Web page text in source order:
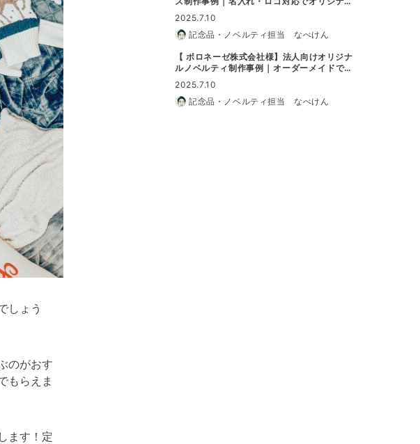
しょう
のがおす
もらえま
ます！定
グッズに最適
2025.7.10
記念品・ノベルティ担当 なべけん
【 ボロネーゼ株式会社様】法人向けオリジナ
ルノベルティ制作事例｜オーダーメイドで特
別なノベルティに
2025.7.10
記念品・ノベルティ担当 なべけん